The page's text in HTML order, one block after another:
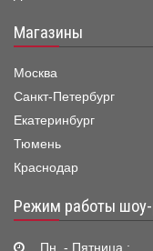
Магазины
Москва
Санкт-Петербург
Екатеринбург
Тюмень
Краснодар
Режим работы
Пн. - Пятница :